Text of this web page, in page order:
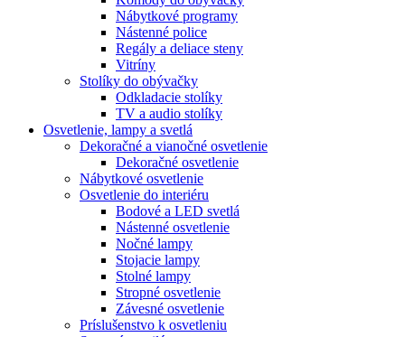
Nábytkové programy
Nástenné police
Regály a deliace steny
Vitríny
Stolíky do obývačky
Odkladacie stolíky
TV a audio stolíky
Osvetlenie, lampy a svetlá
Dekoračné a vianočné osvetlenie
Dekoračné osvetlenie
Nábytkové osvetlenie
Osvetlenie do interiéru
Bodové a LED svetlá
Nástenné osvetlenie
Nočné lampy
Stojacie lampy
Stolné lampy
Stropné osvetlenie
Závesné osvetlenie
Príslušenstvo k osvetleniu